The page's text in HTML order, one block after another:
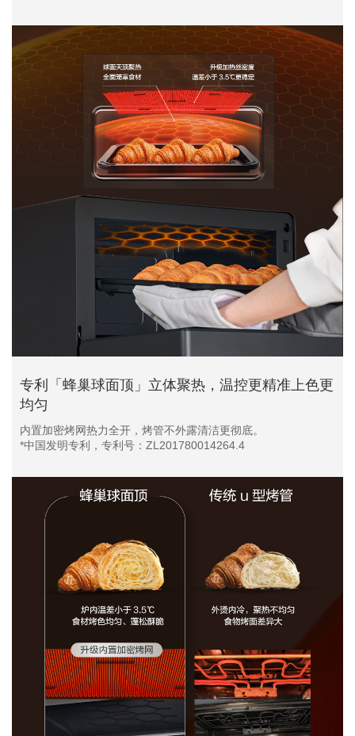
专利「蜂巢球面顶」立体聚热，温控更精准上色更
均匀
内置加密烤网热力全开，烤管不外露清洁更彻底。
*中国发明专利，专利号：ZL201780014264.4